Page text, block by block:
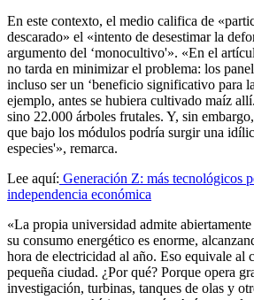
En este contexto, el medio califica de
descarado» el «intento de desestimar la
argumento del ‘monocultivo'». «En el
no tarda en minimizar el problema: los
incluso ser un ‘beneficio significativo para
ejemplo, antes se hubiera cultivado maíz
sino 22.000 árboles frutales. Y, sin
que bajo los módulos podría surgir una
especies'», remarca.
Lee aquí: Generación Z: más tecnológicos
independencia económica
«La propia universidad admite
su consumo energético es enorme,
hora de electricidad al año. Eso equivale al
pequeña ciudad. ¿Por qué? Porque opera
investigación, turbinas, tanques de olas y